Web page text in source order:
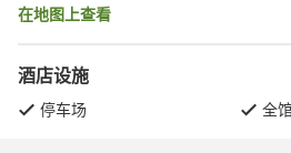
在地图上查看
酒店设施
停车场 全